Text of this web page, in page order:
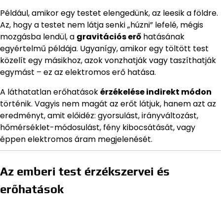
Például, amikor egy testet elengedünk, az leesik a földre.
Az, hogy a testet nem látja senki „húzni” lefelé, mégis
mozgásba lendül, a gravitációs erő hatásának
egyértelmű példája. Ugyanígy, amikor egy töltött test
közelít egy másikhoz, azok vonzhatják vagy taszíthatják
egymást – ez az elektromos erő hatása.
A láthatatlan erőhatásokérzékelése indirekt módon
történik. Vagyis nem magát az erőt látjuk, hanem azt az
eredményt, amit előidéz: gyorsulást, irányváltozást,
hőmérséklet-módosulást, fény kibocsátását, vagy
éppen elektromos áram megjelenését.
Az emberi test érzékszervei és
erőhatások